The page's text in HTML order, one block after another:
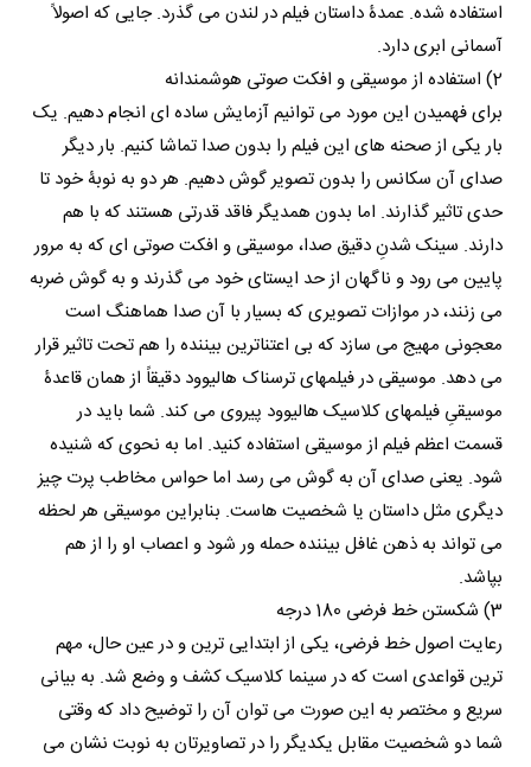
استفاده شده. عمدۀ داستان فیلم در لندن می گذرد. جایی که اصولاً
آسمانی ابری دارد.
2) استفاده از موسیقی و افکت صوتی هوشمندانه
برای فهمیدن این مورد می توانیم آزمایش ساده ای انجام دهیم. یک
بار یکی از صحنه های این فیلم را بدون صدا تماشا کنیم. بار دیگر
صدای آن سکانس را بدون تصویر گوش دهیم. هر دو به نوبۀ خود تا
حدی تاثیر گذارند. اما بدون همدیگر فاقد قدرتی هستند که با هم
دارند. سینک شدنِ دقیق صدا، موسیقی و افکت صوتی ای که به مرور
پایین می رود و ناگهان از حد ایستای خود می گذرند و به گوش ضربه
می زنند، در موازات تصویری که بسیار با آن صدا هماهنگ است
معجونی مهیج می سازد که بی اعتناترین بیننده را هم تحت تاثیر قرار
می دهد. موسیقی در فیلمهای ترسناک هالیوود دقیقاً از همان قاعدۀ
موسیقیِ فیلمهای کلاسیک هالیوود پیروی می کند. شما باید در
قسمت اعظم فیلم از موسیقی استفاده کنید. اما به نحوی که شنیده
شود. یعنی صدای آن به گوش می رسد اما حواس مخاطب پرت چیز
دیگری مثل داستان یا شخصیت هاست. بنابراین موسیقی هر لحظه
می تواند به ذهن غافل بیننده حمله ور شود و اعصاب او را از هم
بپاشد.
3) شکستن خط فرضی 180 درجه
رعایت اصول خط فرضی، یکی از ابتدایی ترین و در عین حال، مهم
ترین قواعدی است که در سینما کلاسیک کشف و وضع شد. به بیانی
سریع و مختصر به این صورت می توان آن را توضیح داد که وقتی
شما دو شخصیت مقابل یکدیگر را در تصاویرتان به نوبت نشان می